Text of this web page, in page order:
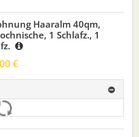
Haaralm 40qm,
1 Schlafz., 1
€